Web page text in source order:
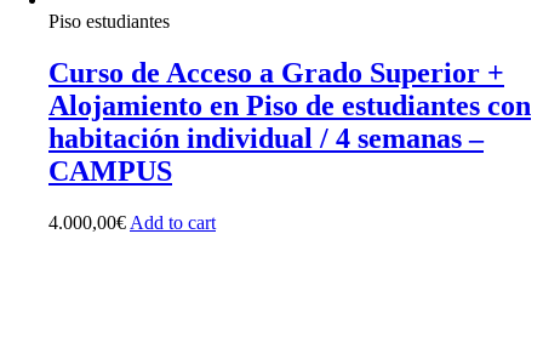
Piso estudiantes
Curso de Acceso a Grado Superior +
Alojamiento en Piso de estudiantes con
habitación individual / 4 semanas –
CAMPUS
4.000,00€ Add to cart